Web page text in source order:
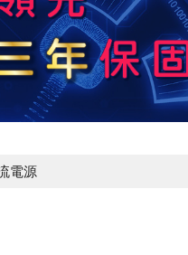
電源